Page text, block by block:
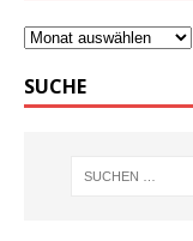
SUCHE